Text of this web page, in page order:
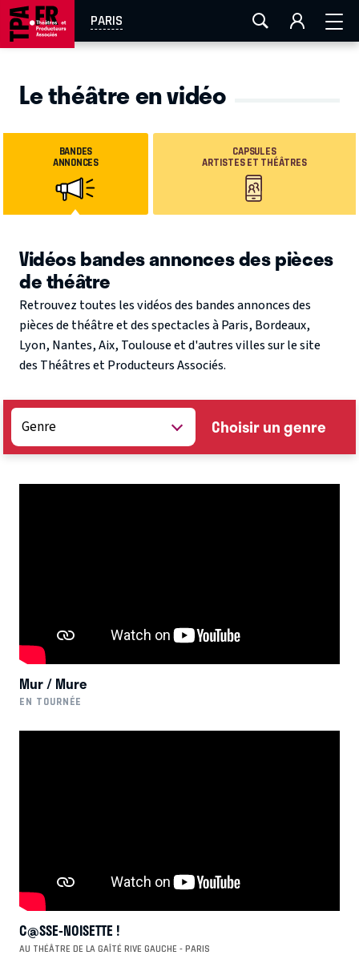
PARIS
AIX-MARSEILLE LA ROCHELLE
EN TOURNÉE
Le théâtre en vidéo
BANDES
ANNONCES
CAPSULES
ARTISTES ET THÉÂTRES
Vidéos bandes annonces des pièces
de théâtre
Retrouvez toutes les vidéos des bandes annonces des
pièces de théâtre et des spectacles à Paris, Bordeaux,
Lyon, Nantes, Aix, Toulouse et d'autres villes sur le site
des Théâtres et Producteurs Associés.
Choisir un genre
Mur / Mure
EN TOURNÉE
C@SSE-NOISETTE !
AU THÉÂTRE DE LA GAÎTÉ RIVE GAUCHE - PARIS